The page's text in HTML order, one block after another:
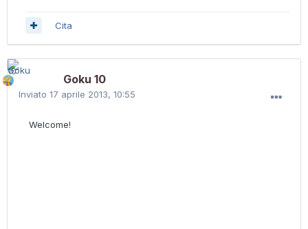
Cita
Goku 10
Inviato 17 aprile 2013, 10:55
Welcome!